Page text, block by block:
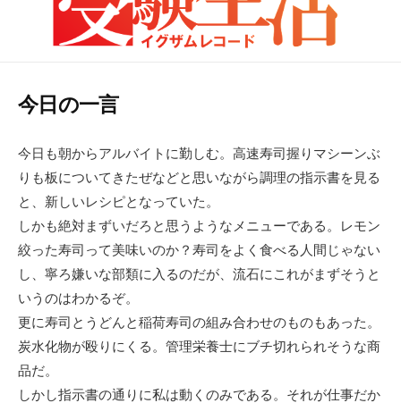
今日の一言
今日も朝からアルバイトに勤しむ。高速寿司握りマシーンぶ
りも板についてきたぜなどと思いながら調理の指示書を見る
と、新しいレシピとなっていた。
しかも絶対まずいだろと思うようなメニューである。レモン
絞った寿司って美味いのか？寿司をよく食べる人間じゃない
し、寧ろ嫌いな部類に入るのだが、流石にこれがまずそうと
いうのはわかるぞ。
更に寿司とうどんと稲荷寿司の組み合わせのものもあった。
炭水化物が殴りにくる。管理栄養士にブチ切れられそうな商
品だ。
しかし指示書の通りに私は動くのみである。それが仕事だか